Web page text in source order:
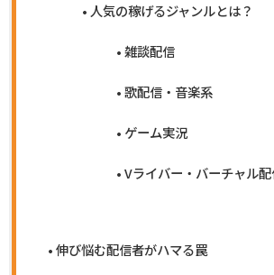
人気の稼げるジャンルとは？
雑談配信
歌配信・音楽系
ゲーム実況
Vライバー・バーチャル
伸び悩む配信者がハマる罠